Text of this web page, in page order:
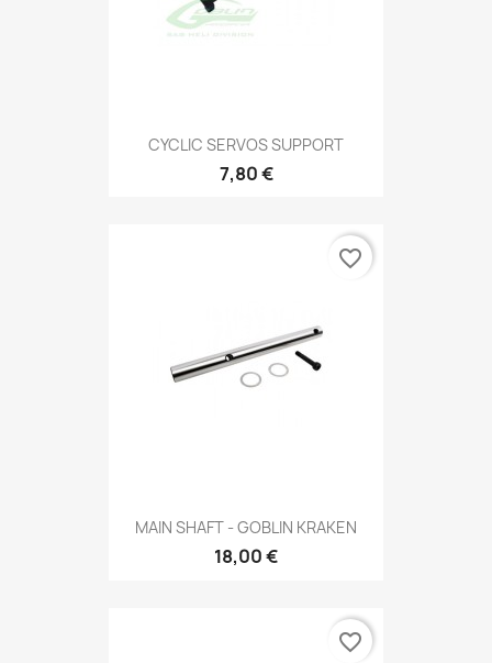
CYCLIC SERVOS SUPPORT
7,80 €
MAIN SHAFT - GOBLIN KRAKEN
18,00 €
favorite_border
favorite_border